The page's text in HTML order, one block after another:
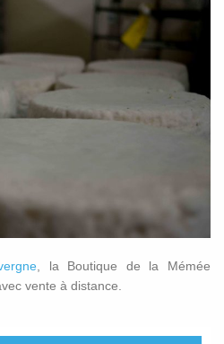
, la Boutique de la Mémée
vente à distance.